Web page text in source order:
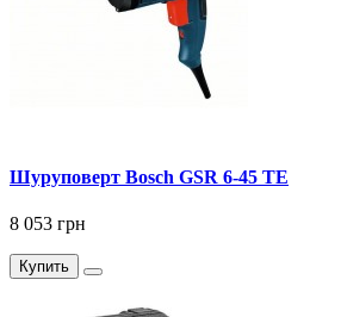
Шуруповерт Bosch GSR 6-45 TE
8 053 грн
Купить